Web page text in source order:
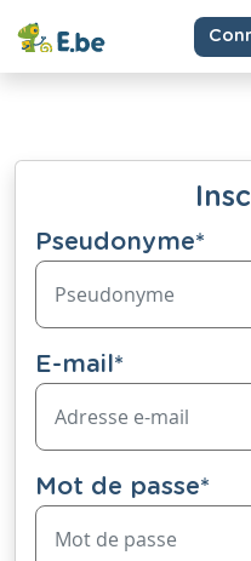
Pseudonyme*
E-mail*
Mot de passe*